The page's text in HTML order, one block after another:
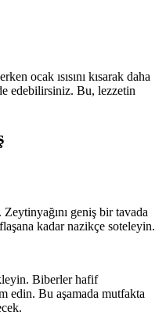
ocak ısısını kısarak daha
edebilirsiniz. Bu, lezzetin
geniş bir tavada
kadar nazikçe soteleyin.
Biberler hafif
edin. Bu aşamada mutfakta